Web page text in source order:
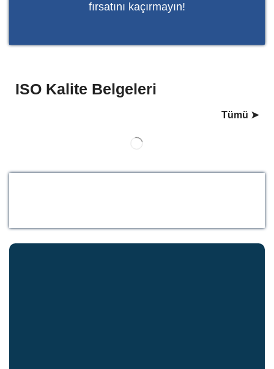
fırsatını kaçırmayın!
ISO Kalite Belgeleri
Tümü ➤